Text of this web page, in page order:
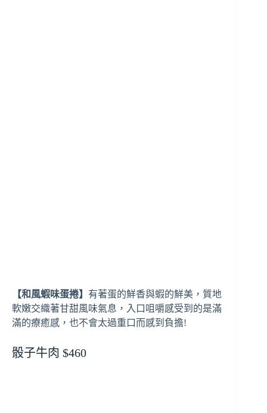
【和風蝦味蛋捲】 有著蛋的鮮香與蝦的鮮美，質地
軟嫩交織著甘甜風味氣息，入口咀嚼感受到的是滿
滿的療癒感，也不會太過重口而感到負擔!
骰子牛肉 $460